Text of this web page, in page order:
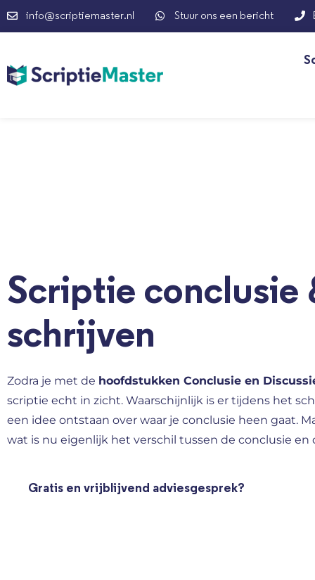
info@scriptiemaster.nl Stuur ons een bericht
Scriptie conclusie
schrijven
Zodra je met de hoofdstukken Conclusie en
scriptie echt in zicht. Waarschijnlijk is er tijdens het
een idee ontstaan over waar je conclusie heen gaat.
wat is nu eigenlijk het verschil tussen de conclusie en
Gratis en vrijblijvend adviesgesprek?